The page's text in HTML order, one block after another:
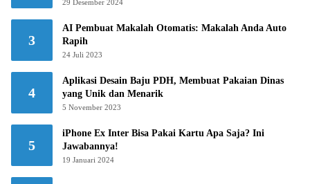
29 Desember 2024
3
AI Pembuat Makalah Otomatis: Makalah Anda Auto
Rapih
24 Juli 2023
4
Aplikasi Desain Baju PDH, Membuat Pakaian Dinas
yang Unik dan Menarik
5 November 2023
5
iPhone Ex Inter Bisa Pakai Kartu Apa Saja? Ini
Jawabannya!
19 Januari 2024